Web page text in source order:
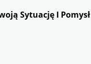
Sytuację I